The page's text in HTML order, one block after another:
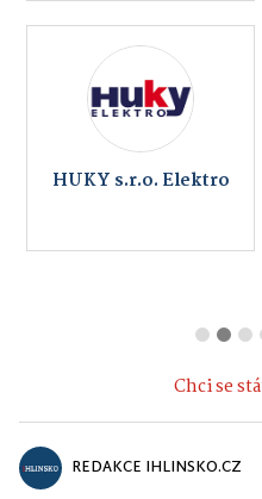
HUKY s.r.o. Elektro
Chci se
REDAKCE IHLINSKO.CZ